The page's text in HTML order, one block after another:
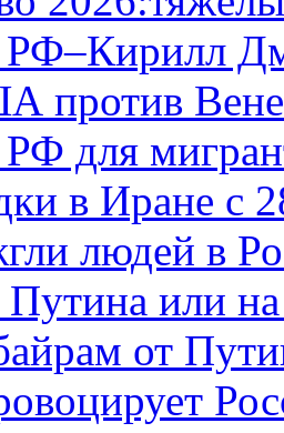
РФ–Кирилл
для
в Иране с
людей в
Путина или
от